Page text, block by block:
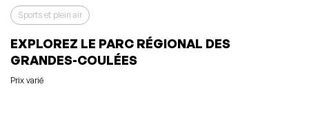
Sports et plein air
EXPLOREZ LE PARC RÉGIONAL DES
GRANDES-COULÉES
Prix varié